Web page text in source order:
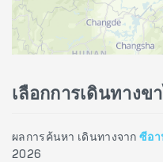
เลือกการเดินทาง
ผลการค้นหา เดินทางจาก ซีอา
2026